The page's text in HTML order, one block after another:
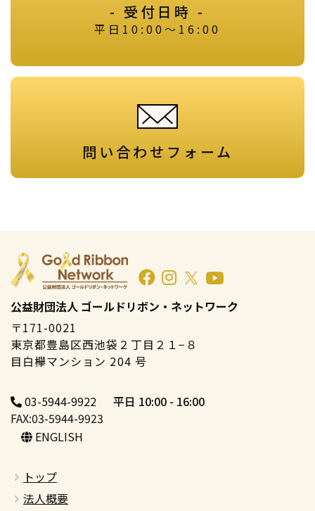
- 受付日時 -
平日10:00～16:00
問い合わせフォーム
公益財団法人 ゴールドリボン・ネットワーク
〒171-0021
東京都豊島区西池袋２丁目２１−８
目白欅マンション 204 号
03-5944-9922
平日 10:00 - 16:00
FAX:03-5944-9923
ENGLISH
トップ
法人概要